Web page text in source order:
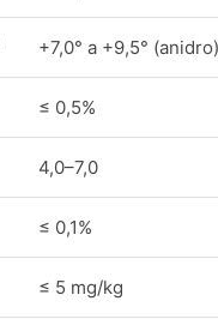
+7,0° a +9,5°
≤ 0,5%
4,0–7,0
≤ 0,1%
≤ 5 mg/kg